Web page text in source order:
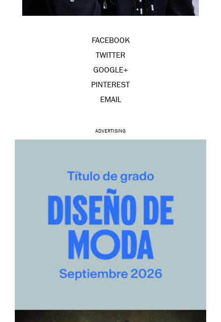
FACEBOOK
TWITTER
GOOGLE+
PINTEREST
EMAIL
ADVERTISING